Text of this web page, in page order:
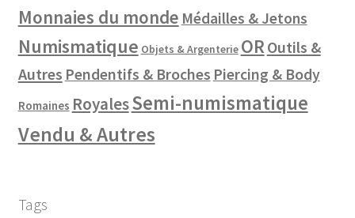
Monnaies du monde Médailles & Jetons
Numismatique Objets & Argenterie OR Outils &
Autres Pendentifs & Broches Piercing & Body
Romaines RoyalesSemi-numismatique
Vendu & Autres
Tags